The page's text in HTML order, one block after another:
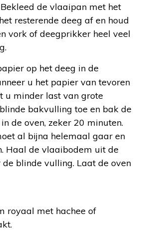
de vlaaipan met het
resterende deeg af en houd
vork of deegprikker heel veel
op het deeg in de
u het papier van tevoren
u minder last van grote
bakvulling toe en bak de
de oven, zeker 20 minuten.
al bijna helemaal gaar en
Haal de vlaaibodem uit de
blinde vulling. Laat de oven
royaal met hachee of